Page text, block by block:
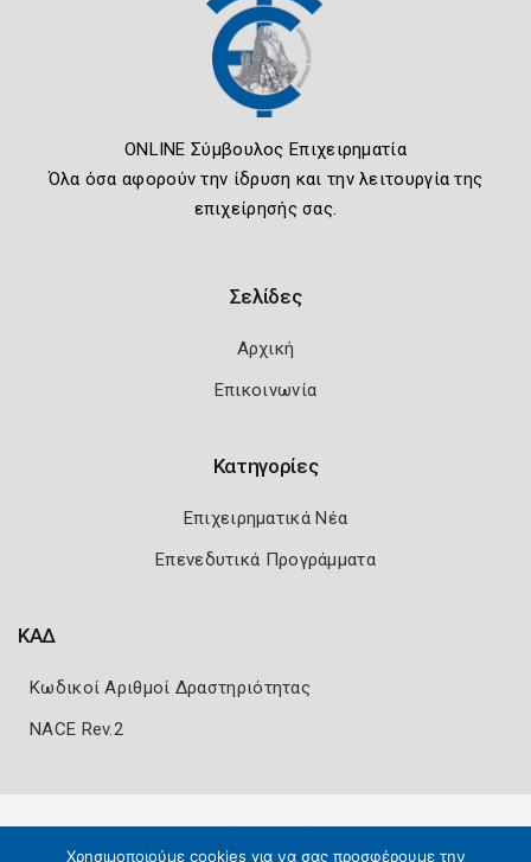
ONLINE Σύμβουλος Επιχειρηματία
Όλα όσα αφορούν την ίδρυση και την λειτουργία της
επιχείρησής σας.
Σελίδες
Αρχική
Επικοινωνία
Κατηγορίες
Επιχειρηματικά Νέα
Επενεδυτικά Προγράμματα
ΚΑΔ
Κωδικοί Αριθμοί Δραστηριότητας
NACE Rev.2
Χρησιμοποιούμε cookies για να σας προσφέρουμε την